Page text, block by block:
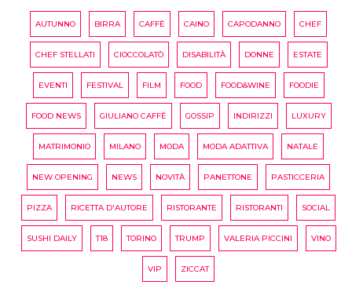
AUTUNNO BIRRA CAFFÈ CAINO CAPODANNO CHEF
CHEF STELLATI CIOCCOLATÒ DISABILITÀ DONNE ESTATE
EVENTI FESTIVAL FILM FOOD FOOD&WINE FOODIE
FOOD NEWS GIULIANO CAFFÈ GOSSIP INDIRIZZI LUXURY
MATRIMONIO MILANO MODA MODA ADATTIVA NATALE
NEW OPENING NEWS NOVITÀ PANETTONE PASTICCERIA
PIZZA RICETTA D'AUTORE RISTORANTE RISTORANTI SOCIAL
SUSHI DAILY T18 TORINO TRUMP VALERIA PICCINI VINO
VIP ZICCAT